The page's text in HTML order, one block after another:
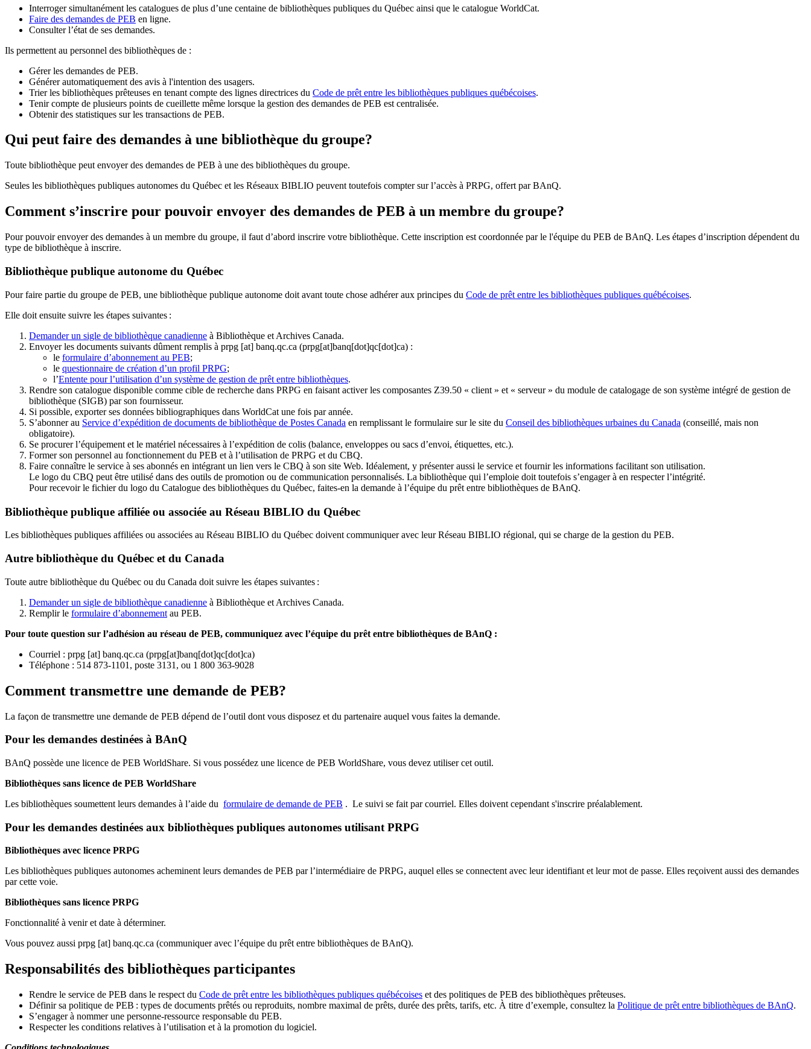
Interroger simultanément les catalogues de plus d’une centaine de bibliothèques publiques du Québec ainsi que le catalogue WorldCat.
Faire des demandes de PEB en ligne.
Consulter l’état de ses demandes.
Ils permettent au personnel des bibliothèques de :
Gérer les demandes de PEB.
Générer automatiquement des avis à l'intention des usagers.
Trier les bibliothèques prêteuses en tenant compte des lignes directrices du Code de prêt entre les bibliothèques publiques québécoises.
Tenir compte de plusieurs points de cueillette même lorsque la gestion des demandes de PEB est centralisée.
Obtenir des statistiques sur les transactions de PEB.
Qui peut faire des demandes à une bibliothèque du groupe?
Toute bibliothèque peut envoyer des demandes de PEB à une des bibliothèques du groupe.
Seules les bibliothèques publiques autonomes du Québec et les Réseaux BIBLIO peuvent toutefois compter sur l’accès à PRPG, offert par BAnQ.
Comment s’inscrire pour pouvoir envoyer des demandes de PEB à un membre du groupe?
Pour pouvoir envoyer des demandes à un membre du groupe, il faut d’abord inscrire votre bibliothèque. Cette inscription est coordonnée par le l'équipe du PEB de BAnQ. Les étapes d’inscription dépendent du
type de bibliothèque à inscrire.
Bibliothèque publique autonome du Québec
Pour faire partie du groupe de PEB, une bibliothèque publique autonome doit avant toute chose adhérer aux principes du Code de prêt entre les bibliothèques publiques québécoises.
Elle doit ensuite suivre les étapes suivantes :
Demander un sigle de bibliothèque canadienne à Bibliothèque et Archives Canada.
Envoyer les documents suivants dûment remplis à prpg [at] banq.qc.ca (prpg[at]banq[dot]qc[dot]ca) :
le formulaire d’abonnement au PEB;
le questionnaire de création d’un profil PRPG;
l’Entente pour l’utilisation d’un système de gestion de prêt entre bibliothèques.
Rendre son catalogue disponible comme cible de recherche dans PRPG en faisant activer les composantes Z39.50 « client » et « serveur » du module de catalogage de son système intégré de gestion de
bibliothèque (SIGB) par son fournisseur.
Si possible, exporter ses données bibliographiques dans WorldCat une fois par année.
S’abonner au Service d’expédition de documents de bibliothèque de Postes Canada en remplissant le formulaire sur le site du Conseil des bibliothèques urbaines du Canada (conseillé, mais non
obligatoire).
Se procurer l’équipement et le matériel nécessaires à l’expédition de colis (balance, enveloppes ou sacs d’envoi, étiquettes, etc.).
Former son personnel au fonctionnement du PEB et à l’utilisation de PRPG et du CBQ.
Faire connaître le service à ses abonnés en intégrant un lien vers le CBQ à son site Web. Idéalement, y présenter aussi le service et fournir les informations facilitant son utilisation.
Le logo du CBQ peut être utilisé dans des outils de promotion ou de communication personnalisés. La bibliothèque qui l’emploie doit toutefois s’engager à en respecter l’intégrité.
Pour recevoir le fichier du logo du Catalogue des bibliothèques du Québec, faites-en la demande à l’équipe du prêt entre bibliothèques de BAnQ.
Bibliothèque publique affiliée ou associée au Réseau BIBLIO du Québec
Les bibliothèques publiques affiliées ou associées au Réseau BIBLIO du Québec doivent communiquer avec leur Réseau BIBLIO régional, qui se charge de la gestion du PEB.
Autre bibliothèque du Québec et du Canada
Toute autre bibliothèque du Québec ou du Canada doit suivre les étapes suivantes :
Demander un sigle de bibliothèque canadienne à Bibliothèque et Archives Canada.
Remplir le formulaire d’abonnement au PEB.
Pour toute question sur l’adhésion au réseau de PEB, communiquez avec l’équipe du prêt entre bibliothèques de BAnQ :
Courriel : prpg [at] banq.qc.ca (prpg[at]banq[dot]qc[dot]ca)
Téléphone : 514 873-1101, poste 3131, ou 1 800 363-9028
Comment transmettre une demande de PEB?
La façon de transmettre une demande de PEB dépend de l’outil dont vous disposez et du partenaire auquel vous faites la demande.
Pour les demandes destinées à BAnQ
BAnQ possède une licence de PEB WorldShare. Si vous possédez une licence de PEB WorldShare, vous devez utiliser cet outil.
Bibliothèques sans licence de PEB WorldShare
Les bibliothèques soumettent leurs demandes à l’aide du formulaire de demande de PEB . Le suivi se fait par courriel. Elles doivent cependant s'inscrire préalablement.
Pour les demandes destinées aux bibliothèques publiques autonomes utilisant PRPG
Bibliothèques avec licence PRPG
Les bibliothèques publiques autonomes acheminent leurs demandes de PEB par l’intermédiaire de PRPG, auquel elles se connectent avec leur identifiant et leur mot de passe. Elles reçoivent aussi des demandes
par cette voie.
Bibliothèques sans licence PRPG
Fonctionnalité à venir et date à déterminer.
Vous pouvez aussi prpg [at] banq.qc.ca (communiquer avec l’équipe du prêt entre bibliothèques de BAnQ).
Responsabilités des bibliothèques participantes
Rendre le service de PEB dans le respect du Code de prêt entre les bibliothèques publiques québécoises et des politiques de PEB des bibliothèques prêteuses.
Définir sa politique de PEB : types de documents prêtés ou reproduits, nombre maximal de prêts, durée des prêts, tarifs, etc. À titre d’exemple, consultez la Politique de prêt entre bibliothèques de BAnQ.
S’engager à nommer une personne-ressource responsable du PEB.
Respecter les conditions relatives à l’utilisation et à la promotion du logiciel.